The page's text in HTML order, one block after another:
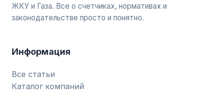
ЖКУ и Газа. Все о счетчиках, нормативах и
законодательстве просто и понятно.
Информация
Все статьи
Каталог компаний